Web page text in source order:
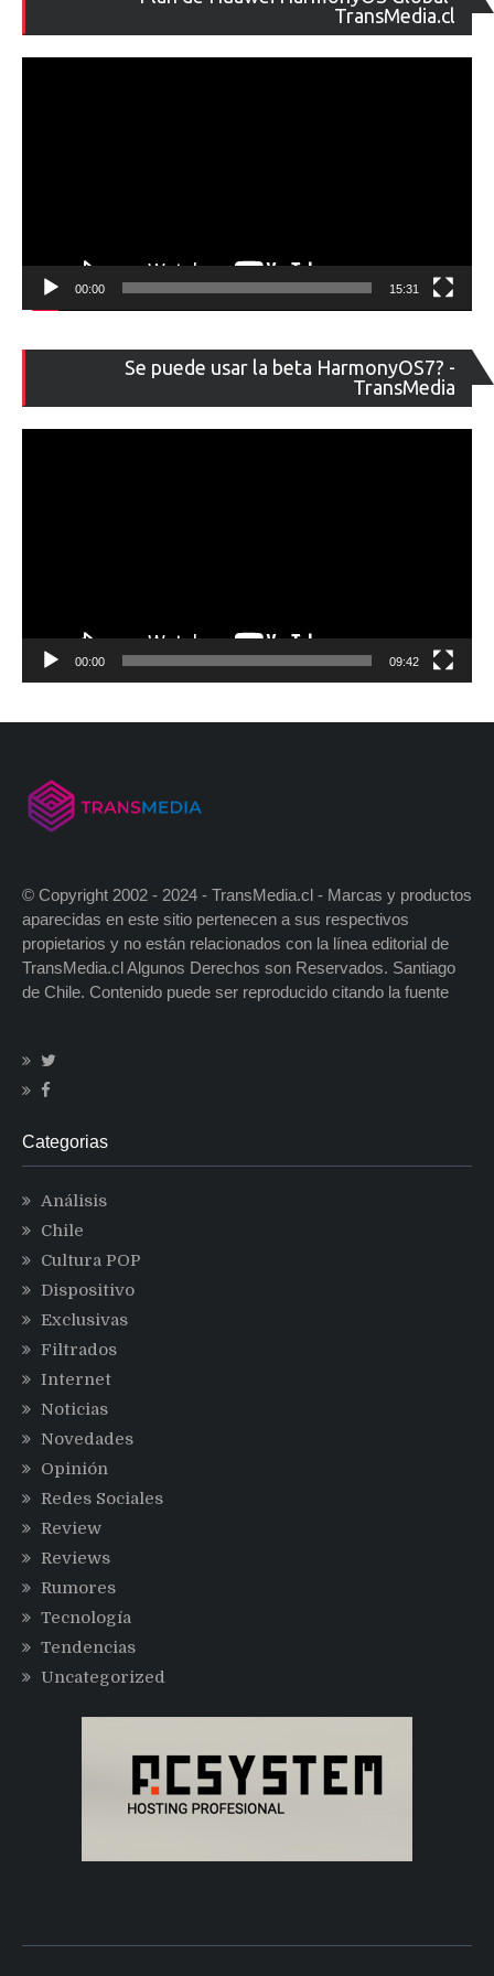
TransMedia.cl
de
00:00 15:31
Se puede usar la beta HarmonyOS7? -
TransMedia
de
00:00 09:42
© Copyright 2002 - 2024 - TransMedia.cl - Marcas y productos
aparecidas en este sitio pertenecen a sus respectivos
propietarios y no están relacionados con la línea editorial de
TransMedia.cl Algunos Derechos son Reservados. Santiago
de Chile. Contenido puede ser reproducido citando la fuente
Categorias
Análisis
Chile
Cultura POP
Dispositivo
Exclusivas
Filtrados
Internet
Noticias
Novedades
Opinión
Redes Sociales
Review
Reviews
Rumores
Tecnología
Tendencias
Uncategorized